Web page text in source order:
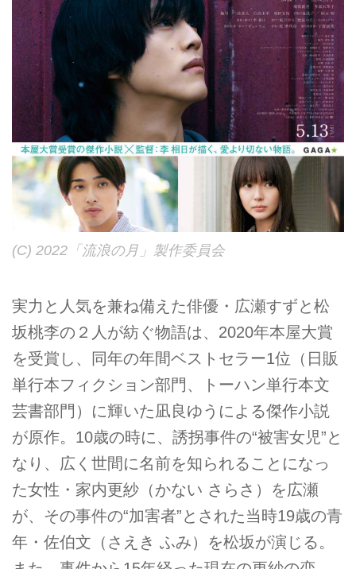
(C) 2022「流浪の月」製作委員会
実力と人気を兼ね備えた俳優・広瀬すずと松
坂桃李の２人が紡ぐ物語は、2020年本屋大賞
を受賞し、同年の年間ベストセラー1位（日販
単行本フィクション部門、トーハン単行本文
芸書部門）に輝いた凪良ゆうによる傑作小説
が原作。10歳の時に、誘拐事件の“被害女児”と
なり、広く世間に名前を知られることになっ
た女性・家内更紗（かない さらさ）を広瀬
が、その事件の“加害者”とされた当時19歳の青
年・佐伯文（さえき ふみ）を松坂が演じる。